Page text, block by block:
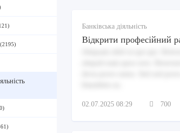
(2195)
Банківська діяльність
Відкрити професійний
02.07.2025 08:29 700